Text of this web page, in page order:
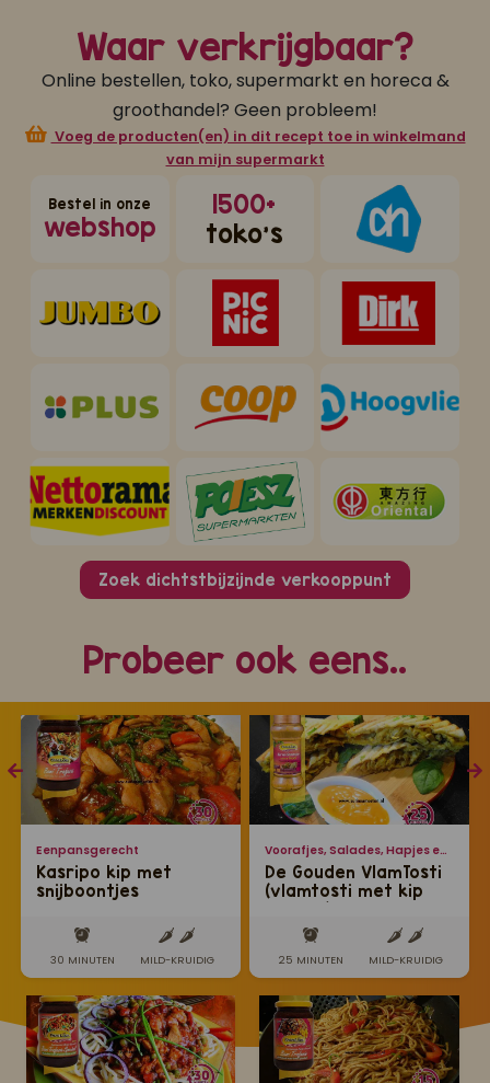
Waar verkrijgbaar?
Online bestellen, toko, supermarkt en horeca &
groothandel? Geen probleem!
Voeg de producten(en) in dit recept toe in winkelmand
van mijn supermarkt
Bestel in onze
webshop
1500+
toko's
Zoek dichtstbijzijnde verkooppunt
Probeer ook eens..
Eenpansgerecht
Kasripo kip met
snijboontjes
30 MINUTEN MILD-KRUIDIG
Voorafjes, Salades, Hapjes en Lekkernijen
De Gouden VlamTosti
(vlamtosti met kip
25 MINUTEN MILD-KRUIDIG